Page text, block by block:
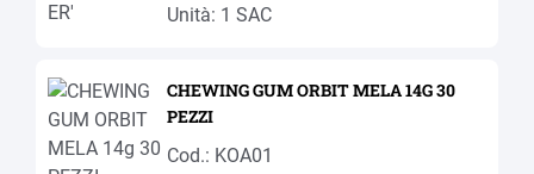
Unità: 1 SAC
CHEWING GUM ORBIT MELA 14G 30
PEZZI
Cod.: KOA01